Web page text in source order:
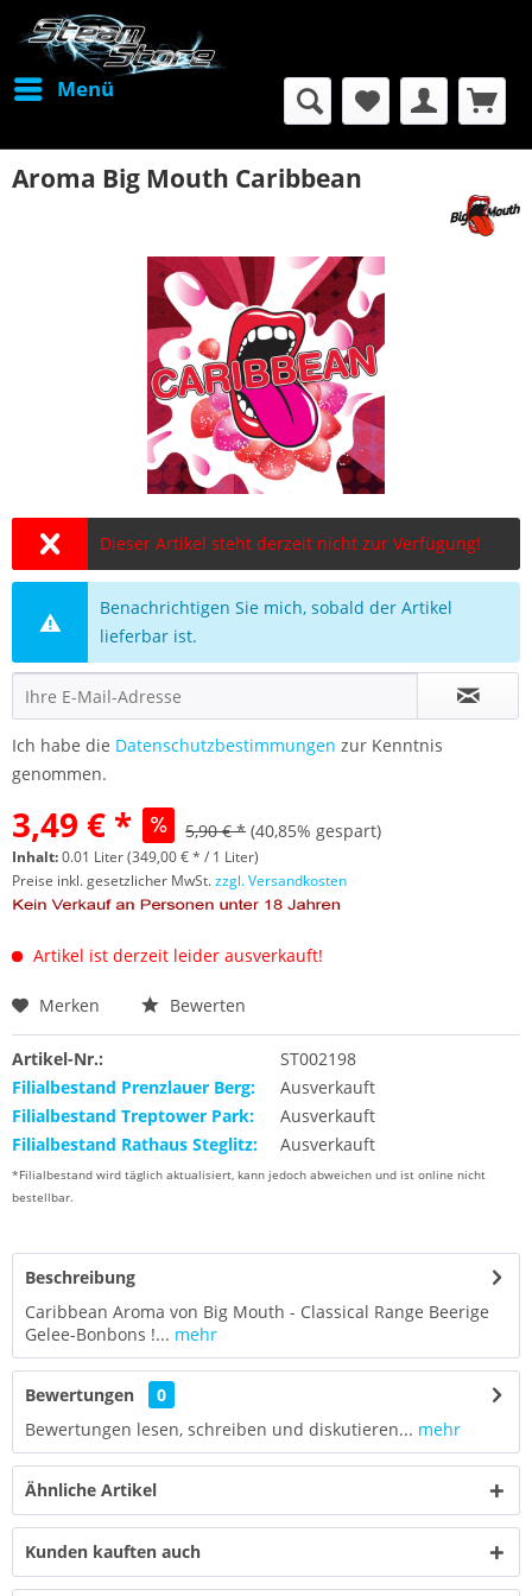
Menü
Aroma Big Mouth Caribbean
Dieser Artikel steht derzeit nicht zur Verfügung!
Benachrichtigen Sie mich, sobald der Artikel
lieferbar ist.
Ich habe die Datenschutzbestimmungen zur Kenntnis
genommen.
3,49 € * 5,90 € * (40,85% gespart)
Inhalt:0.01 Liter (349,00 € * / 1 Liter)
Preise inkl. gesetzlicher MwSt.zzgl. Versandkosten
Artikel ist derzeit leider ausverkauft!
Merken Bewerten
Artikel-Nr.:
ST002198
Filialbestand Prenzlauer Berg:
Ausverkauft
Filialbestand Treptower Park:
Ausverkauft
Filialbestand Rathaus Steglitz:
Ausverkauft
*Filialbestand wird täglich aktualisiert, kann jedoch abweichen und ist online nicht
bestellbar.
Beschreibung
Caribbean Aroma von Big Mouth - Classical Range Beerige
Gelee-Bonbons !... mehr
Bewertungen
0
Bewertungen lesen, schreiben und diskutieren... mehr
Ähnliche Artikel
Kunden kauften auch